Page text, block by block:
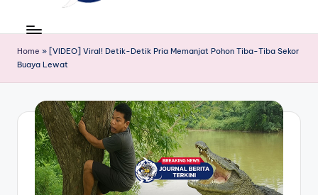
r
n
a
B
news
Home » [VIDEO] Viral! Detik-Detik Pria Memanjat Pohon Tiba-Tiba Sekor
Buaya Lewat